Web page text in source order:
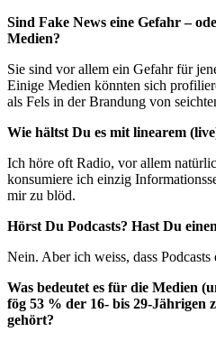
Sind Fake News eine Gefahr –
Medien?
Sie sind vor allem ein Gefahr für
Einige Medien könnten sich
als Fels in der Brandung von
Wie hältst Du es mit linearem
Ich höre oft Radio, vor allem
konsumiere ich einzig
mir zu blöd.
Hörst Du Podcasts? Hast Du
Nein. Aber ich weiss, dass
Was bedeutet es für die Medien
fög 53 % der 16- bis 29-Jährigen
gehört?